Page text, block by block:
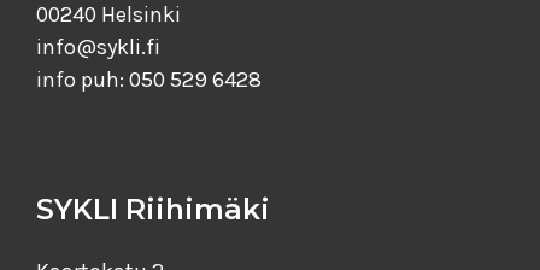
00240 Helsinki
info@sykli.fi
info puh: 050 529 6428
SYKLI Riihimäki